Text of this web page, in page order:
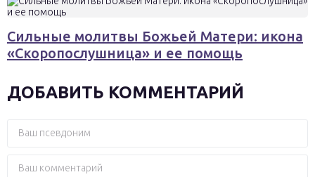
Сильные молитвы Божьей Матери: икона
«Скоропослушница» и ее помощь
ДОБАВИТЬ КОММЕНТАРИЙ